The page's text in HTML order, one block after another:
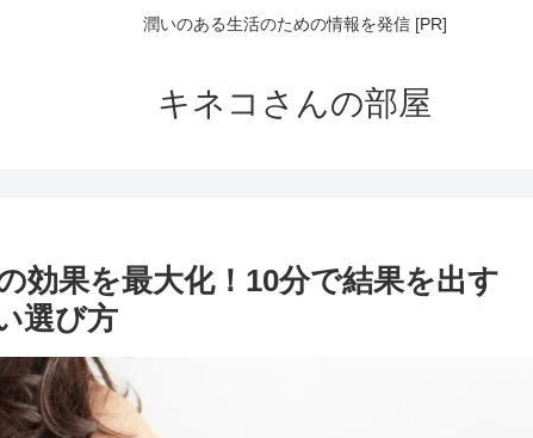
潤いのある生活のための情報を発信 [PR]
キネコさんの部屋
効果を最大化！10分で結果を出す
選び方